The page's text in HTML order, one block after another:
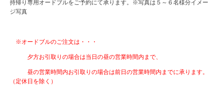
持帰り専用オードブルをご予約にて承ります。※写真は５～６名様分イメー
ジ写真
※オードブルのご注文は・・・
夕方お引取りの場合は当日の昼の営業時間内まで、
昼の営業時間内お引取りの場合は前日の営業時間内までに承ります。
（定休日を除く）